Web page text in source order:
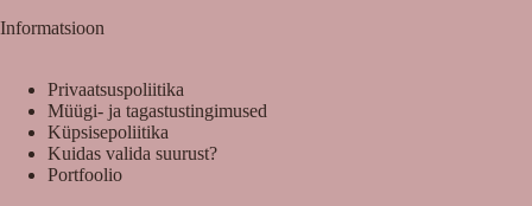
Informatsioon
Privaatsuspoliitika
Müügi- ja tagastustingimused
Küpsisepoliitika
Kuidas valida suurust?
Portfoolio